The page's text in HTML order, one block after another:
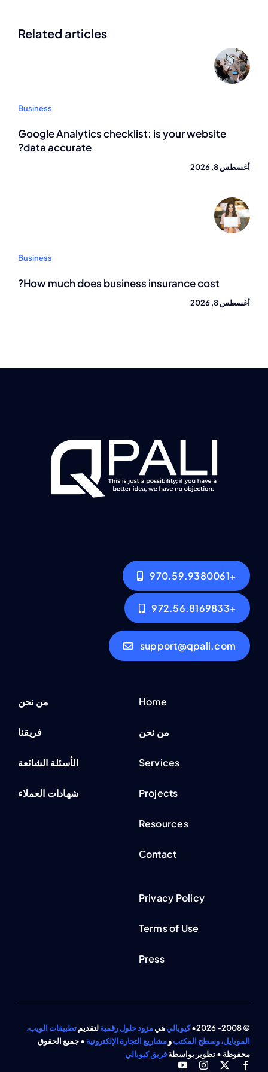
Related articles
Business
Google Analytics checklist: is your website
data accurate?
أغسطس 8, 2026
Business
How much does business insurance cost?
أغسطس 8, 2026
+970.59.9380061
+972.56.8169833
support@qpali.com
Home
من نحن
Services
Projects
Resources
Contact
من نحن
فريقنا
الأسئلة الشائعة
شهادات العملاء
Privacy Policy
Terms of Use
Press
© 2008- 2026• كيوباليهيمزود حلول رقميةلتقديمتطبيقات الويب،
الموبايل، وسطح المكتبومشاريع التجارة الإلكترونية • جميع الحقوق
محفوظة • تطوير بواسطةفريق كيوبالي